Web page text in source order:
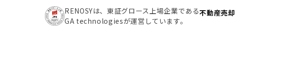
RENOSYは、東証グロース上場企業である
GA technologiesが運営しています。
不動産売却